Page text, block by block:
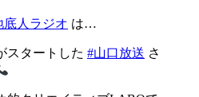
底人ラジオ は…
スタートした #山口放送 さ